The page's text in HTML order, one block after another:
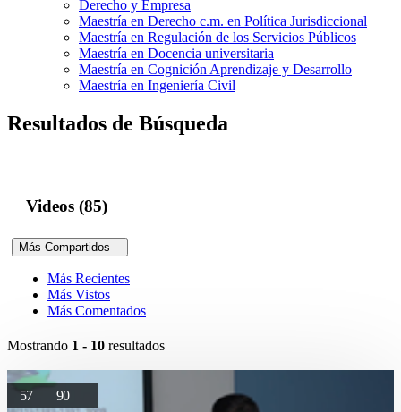
Derecho y Empresa
Maestría en Derecho c.m. en Política Jurisdiccional
Maestría en Regulación de los Servicios Públicos
Maestría en Docencia universitaria
Maestría en Cognición Aprendizaje y Desarrollo
Maestría en Ingeniería Civil
Resultados de Búsqueda
Videos (85)
Más Compartidos
Más Recientes
Más Vistos
Más Comentados
Mostrando 1 - 10 resultados
57 90